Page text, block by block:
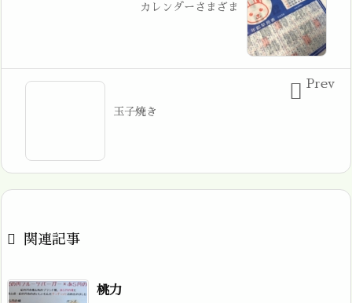
カレンダーさまざま
玉子焼き
 Prev
関連記事
桃力